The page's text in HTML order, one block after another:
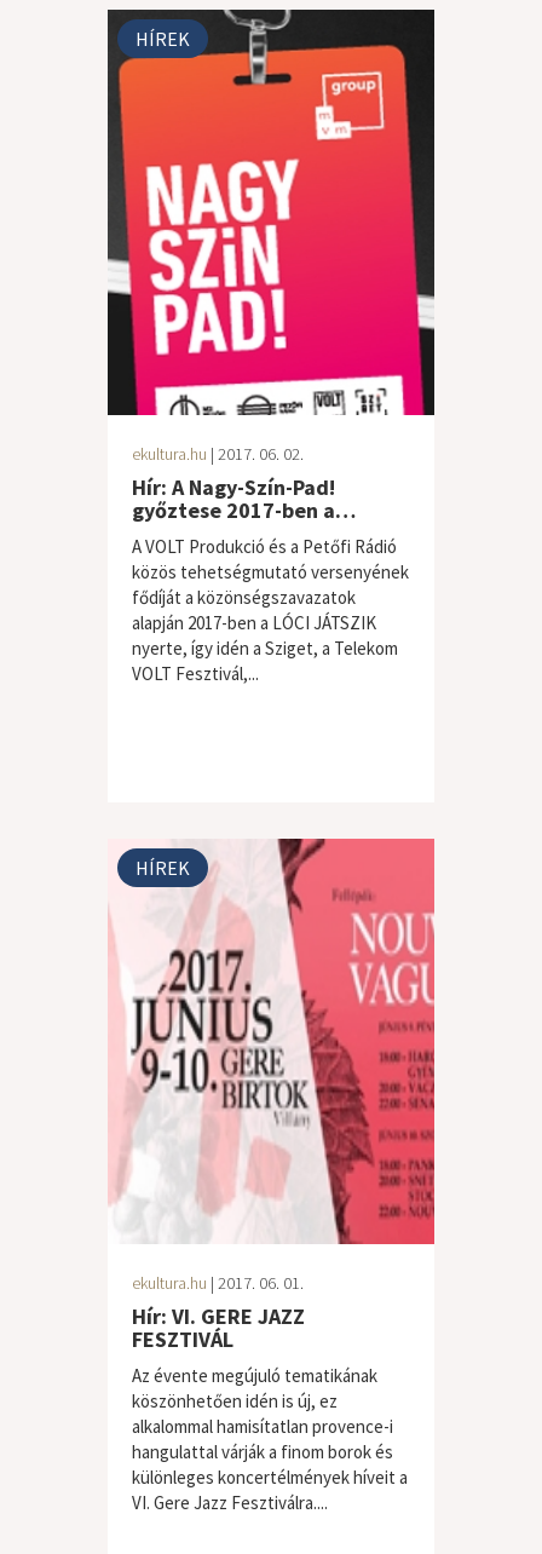
HÍREK
ekultura.hu | 2017. 06. 02.
Hír: A Nagy-Szín-Pad!
győztese 2017-ben a…
A VOLT Produkció és a Petőfi Rádió
közös tehetségmutató versenyének
fődíját a közönségszavazatok
alapján 2017-ben a LÓCI JÁTSZIK
nyerte, így idén a Sziget, a Telekom
VOLT Fesztivál,...
HÍREK
ekultura.hu | 2017. 06. 01.
Hír: VI. GERE JAZZ
FESZTIVÁL
Az évente megújuló tematikának
köszönhetően idén is új, ez
alkalommal hamisítatlan provence-i
hangulattal várják a finom borok és
különleges koncertélmények híveit a
VI. Gere Jazz Fesztiválra....